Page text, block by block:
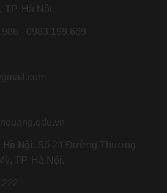
TP. Hà Nội.
- 0983.199.669
Hà Nội: Số 24 Đường Thượng
TP. Hà Nội.